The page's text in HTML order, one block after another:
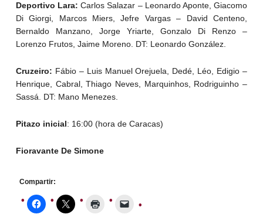
Deportivo Lara: Carlos Salazar – Leonardo Aponte, Giacomo
Di Giorgi, Marcos Miers, Jefre Vargas – David Centeno,
Bernaldo Manzano, Jorge Yriarte, Gonzalo Di Renzo –
Lorenzo Frutos, Jaime Moreno. DT: Leonardo González.
Cruzeiro: Fábio – Luis Manuel Orejuela, Dedé, Léo, Edigio –
Henrique, Cabral, Thiago Neves, Marquinhos, Rodriguinho –
Sassá. DT: Mano Menezes.
Pitazo inicial: 16:00 (hora de Caracas)
Fioravante De Simone
Compartir: